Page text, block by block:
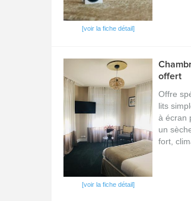
[voir la fiche détail]
[voir la fiche détail]
offert
Offre
lits
à écran
un
fort,